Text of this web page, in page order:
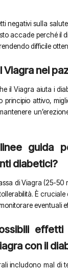
negativi sulla
accade perché il
difficile
Viagra nei
il Viagra aiuta i
principio attivo,
guida
diabetici?
di Viagra (25-50
È
eventuali
con il
includono mal di